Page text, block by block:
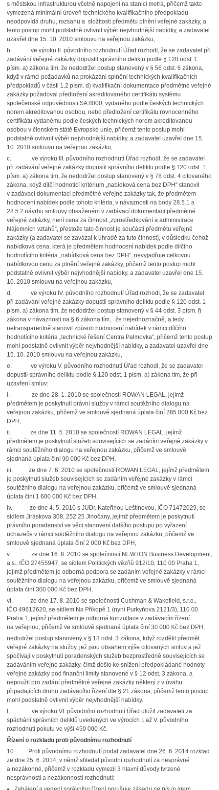
s městskou infrastrukturou včetně napojení na stanici metra, přičemž takto
vymezená minimální úroveň technického kvalifikačního předpokladu
neodpovídá druhu, rozsahu a složitosti předmětu plnění veřejné zakázky, a
tento postup mohl podstatně ovlivnit výběr nejvhodnější nabídky, a zadavatel
uzavřel dne 15. 10. 2010 smlouvu na veřejnou zakázku,
b.
ve výroku II. původního rozhodnutí Úřad rozhodl, že se zadavatel při
zadávání veřejné zakázky dopustil správního deliktu podle § 120 odst. 1
písm. a) zákona tím, že nedodržel postup stanovený v § 56 odst. 6 zákona,
když v rámci požadavků na prokázání splnění technických kvalifikačních
předpokladů v části 1.2 písm. d) kvalifikační dokumentace předmětné veřejné
zakázky požadoval předložení akreditovaného certifikátu systému
společenské odpovědnosti SA 8000, vydaného podle českých technických
norem akreditovanou osobou, nebo předložení certifikátu rovnocenného
certifikátu vydanému podle českých technických norem akreditovanou
osobou v členském státě Evropské unie, přičemž tento postup mohl
podstatně ovlivnit výběr nejvhodnější nabídky, a zadavatel uzavřel dne 15.
10. 2010 smlouvu na veřejnou zakázku,
c.
ve výroku III. původního rozhodnutí Úřad rozhodl, že se zadavatel
při zadávání veřejné zakázky dopustil správního deliktu podle § 120 odst. 1
písm. a) zákona tím, že nedodržel postup stanovený v § 78 odst. 4 citovaného
zákona, když dílčí hodnotící kritérium „nabídková cena bez DPH“ stanovil
v zadávací dokumentaci předmětné veřejné zakázky tak, že předmětem
hodnocení nabídek podle tohoto kritéria, v návaznosti na body 28.5.1 a
28.5.2 návrhu smlouvy obsaženém v zadávací dokumentaci předmětné
veřejné zakázky, není cena za činnost „zprostředkování a administrace
Nájemních vztahů“, přestože tato činnost je součástí předmětu veřejné
zakázky (a zadavatel se zavázal k úhradě za tuto činnost), v důsledku čehož
nabídková cena, která je předmětem hodnocení nabídek podle dílčího
hodnotícího kritéria „nabídková cena bez DPH“, nevyjadřuje celkovou
nabídkovou cenu za plnění veřejné zakázky, přičemž tento postup mohl
podstatně ovlivnit výběr nejvhodnější nabídky, a zadavatel uzavřel dne 15.
10. 2010 smlouvu na veřejnou zakázku,
d.
ve výroku IV. původního rozhodnutí Úřad rozhodl, že se zadavatel
při zadávání veřejné zakázky dopustil správního deliktu podle § 120 odst. 1
písm. a) zákona tím, že nedodržel postup stanovený v § 44 odst. 3 písm. f)
zákona v návaznosti na § 6 zákona tím, že nejednoznačně, a tedy
netransparentně stanovil způsob hodnocení nabídek v rámci dílčího
hodnotícího kritéria „technické řešení Centra Palmovka“, přičemž tento postup
mohl podstatně ovlivnit výběr nejvhodnější nabídky, a zadavatel uzavřel dne
15. 10. 2010 smlouvu na veřejnou zakázku,
e.
ve výroku V. původního rozhodnutí Úřad rozhodl, že se zadavatel
dopustil správního deliktu podle § 120 odst. 1 písm. a) zákona tím, že při
uzavření smluv:
i.
ze dne 28. 1. 2010 se společností ROWAN LEGAL, jejímž
předmětem je poskytnutí právní služby v rámci soutěžního dialogu na
veřejnou zakázku, přičemž ve smlouvě sjednaná úplata činí 285 000 Kč bez
DPH,
ii.
ze dne 11. 5. 2010 se společností ROWAN LEGAL, jejímž
předmětem je poskytnutí služeb souvisejících se zadáním veřejné zakázky v
rámci soutěžního dialogu na veřejnou zakázku, přičemž ve smlouvě
sjednaná úplata činí 90 000 Kč bez DPH,
iii.
ze dne 7. 6. 2010 se společností ROWAN LEGAL, jejímž předmětem
je poskytnutí služeb souvisejících se zadáním veřejné zakázky v rámci
soutěžního dialogu na veřejnou zakázku, přičemž ve smlouvě sjednaná
úplata činí 1 600 000 Kč bez DPH,
iv.
ze dne 4. 5. 2010 s JUDr. Kateřinou Leštinovou, IČO 71472029, se
sídlem Jiráskova 308, 252 25 Jinočany, jejímž předmětem je poskytnutí
právního poradenství ve věci stanovení dalšího postupu po vyřazení
uchazeče v rámci soutěžního dialogu na veřejnou zakázku, přičemž ve
smlouvě sjednaná úplata činí 2 000 Kč bez DPH,
v.
ze dne 16. 8. 2010 se společností NEWTON Business Development,
a.s., IČO 27455947, se sídlem Politických vězňů 912/10, 110 00 Praha 1,
jejímž předmětem je odborná podpora se zadáním veřejné zakázky v rámci
soutěžního dialogu na veřejnou zakázku, přičemž ve smlouvě sjednaná
úplata činí 300 000 Kč bez DPH,
vi.
ze dne 17. 8. 2010 se společností Cushman & Wakefield, s.r.o.,
IČO 49612620, se sídlem Na Příkopě 1 (nyní Purkyňova 2121/3), 110 00
Praha 1, jejímž předmětem je odborná konzultace v zadávacím řízení
na veřejnou, přičemž ve smlouvě sjednaná úplata činí 30 000 Kč bez DPH,
nedodržel postup stanovený v § 13 odst. 3 zákona, když rozdělil předmět
veřejné zakázky na služby, jež jsou obsahem výše citovaných smluv a jež
spočívají v poskytnutí poradenských služeb bezprostředně souvisejících se
zadáváním veřejné zakázky, čímž došlo ke snížení předpokládané hodnoty
veřejné zakázky pod finanční limity stanovené v § 12 odst. 3 zákona, a
nepoužil pro zadání předmětné veřejné zakázky některý z v úvahu
připadajících druhů zadávacího řízení dle § 21 zákona, přičemž tento postup
mohl podstatně ovlivnit výběr nejvhodnější nabídky.
f.
ve výroku VI. původního rozhodnutí Úřad uložil zadavateli za
spáchání správních deliktů uvedených ve výrocích I. až V. původního
rozhodnutí pokutu ve výši 450 000 Kč.
Řízení o rozkladu proti původnímu rozhodnutí
10.
Proti původnímu rozhodnutí podal zadavatel dne 26. 6. 2014 rozklad
ze dne 25. 6. 2014, v němž shledal původní rozhodnutí za nesprávné
a nezákonné, přičemž v rozkladu vymezil 3 hlavní důvody tvrzené
nesprávnosti a nezákonnosti rozhodnutí: